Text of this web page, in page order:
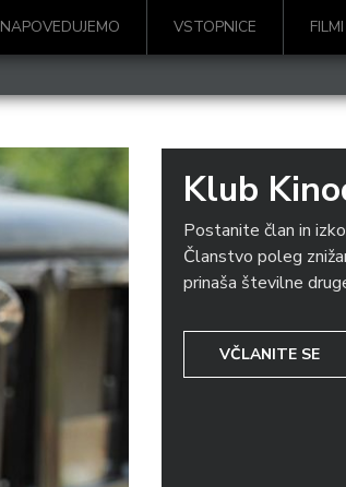
NAPOVEDUJEMO VSTOPNICE FILMI
Klub
Postanite član in
Članstvo poleg
prinaša številne
VČLANITE SE